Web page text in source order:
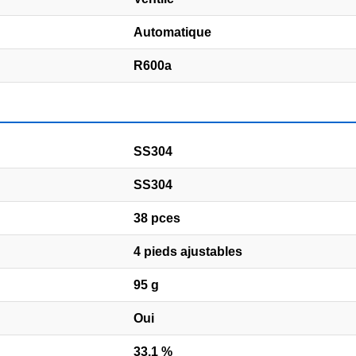
Automatique
R600a
SS304
SS304
38 pces
4 pieds ajustables
95 g
Oui
33.1 %